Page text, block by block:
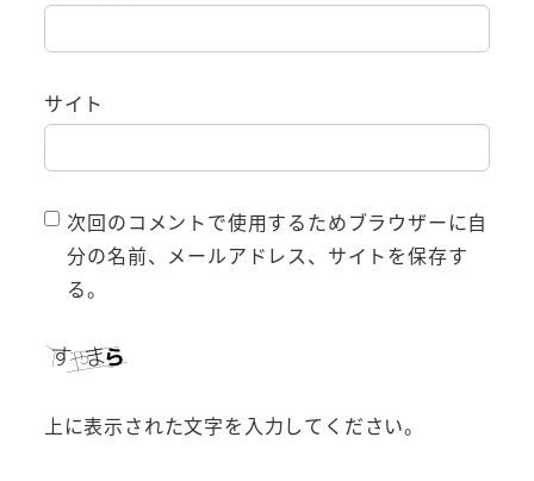
サイト
次回のコメントで使用するためブラウザーに自
分の名前、メールアドレス、サイトを保存す
る。
上に表示された文字を入力してください。